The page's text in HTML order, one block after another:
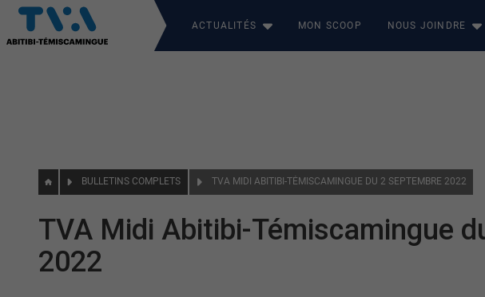
ACTUALITÉS MON SCOOP NOUS JOINDRE
BULLETINS COMPLETS TVA MIDI ABITIBI-TÉMISCAMINGUE DU 2 SEPTEMBRE 2022
TVA Midi Abitibi-Témiscamingue
2022